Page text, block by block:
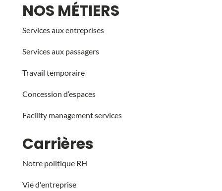
NOS MÉTIERS
Services aux entreprises
Services aux passagers
Travail temporaire
Concession d’espaces
Facility management services
Carrières
Notre politique RH
Vie d'entreprise